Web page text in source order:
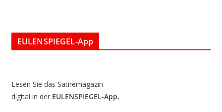
EULENSPIEGEL-App
Lesen Sie das Satiremagazin
digital in der EULENSPIEGEL-App.